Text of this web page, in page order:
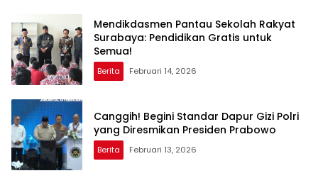
Mendikdasmen Pantau Sekolah Rakyat
Surabaya: Pendidikan Gratis untuk
Semua!
Berita Februari 14, 2026
Canggih! Begini Standar Dapur Gizi Polri
yang Diresmikan Presiden Prabowo
Berita Februari 13, 2026